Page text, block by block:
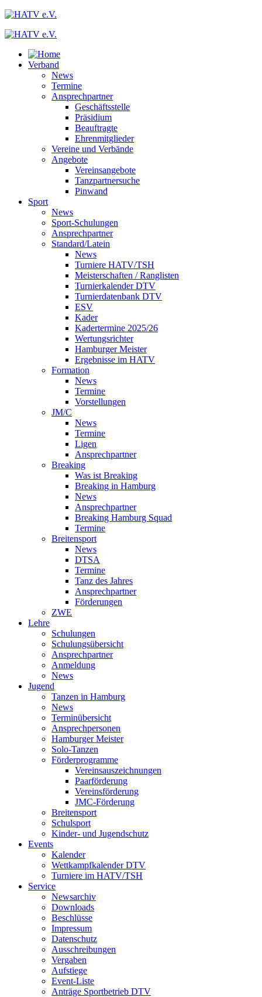
Verband
News
Termine
Ansprechpartner
Geschäftsstelle
Präsidium
Beauftragte
Ehrenmitglieder
Vereine und Verbände
Angebote
Vereinsangebote
Tanzpartnersuche
Pinwand
Sport
News
Sport-Schulungen
Ansprechpartner
Standard/Latein
News
Turniere HATV/TSH
Meisterschaften / Ranglisten
Turnierkalender DTV
Turnierdatenbank DTV
ESV
Kader
Kadertermine 2025/26
Wertungsrichter
Hamburger Meister
Ergebnisse im HATV
Formation
News
Termine
Vorstellungen
JM/C
News
Termine
Ligen
Ansprechpartner
Breaking
Was ist Breaking
Breaking in Hamburg
News
Ansprechpartner
Breaking Hamburg Squad
Termine
Breitensport
News
DTSA
Termine
Tanz des Jahres
Ansprechpartner
Förderungen
ZWE
Lehre
Schulungen
Schulungsübersicht
Ansprechpartner
Anmeldung
News
Jugend
Tanzen in Hamburg
News
Terminübersicht
Ansprechpersonen
Hamburger Meister
Solo-Tanzen
Förderprogramme
Vereinsauszeichnungen
Paarförderung
Vereinsförderung
JMC-Förderung
Breitensport
Schulsport
Kinder- und Jugendschutz
Events
Kalender
Wettkampfkalender DTV
Turniere im HATV/TSH
Service
Newsarchiv
Downloads
Beschlüsse
Impressum
Datenschutz
Ausschreibungen
Vergaben
Aufstiege
Event-Liste
Anträge Sportbetrieb DTV